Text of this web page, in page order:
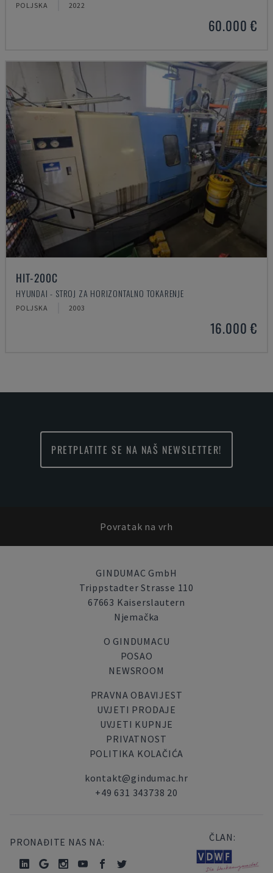
POLJSKA 2022
60.000 €
HIT-200C
HYUNDAI - STROJ ZA HORIZONTALNO TOKARENJE
POLJSKA 2003
16.000 €
PRETPLATITE SE NA NAŠ NEWSLETTER!
Povratak na vrh
GINDUMAC GmbH
Trippstadter Strasse 110
67663 Kaiserslautern
Njemačka
O GINDUMACU
POSAO
NEWSROOM
PRAVNA OBAVIJEST
UVJETI PRODAJE
UVJETI KUPNJE
PRIVATNOST
POLITIKA KOLAČIĆA
kontakt@gindumac.hr
+49 631 343738 20
PRONAĐITE NAS NA: ČLAN: